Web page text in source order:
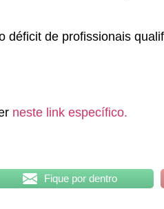
de profissionais
neste link específico.
Fique por dentro